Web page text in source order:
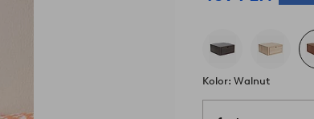
Kolor: Walnut